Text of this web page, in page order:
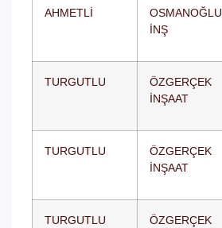
AHMETLİ
OSMANOĞLU
İNŞ
TURGUTLU
ÖZGERÇEK
İNŞAAT
TURGUTLU
ÖZGERÇEK
İNŞAAT
TURGUTLU
ÖZGERÇEK